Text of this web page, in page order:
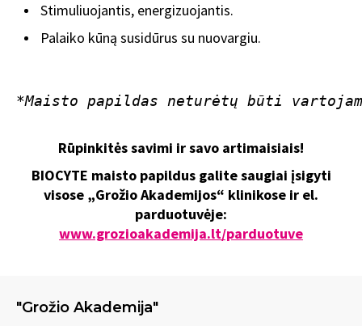
Stimuliuojantis, energizuojantis.
Palaiko kūną susidūrus su nuovargiu.
*Maisto papildas neturėtų būti
Rūpinkitės savimi ir savo artimaisiais!
BIOCYTE maisto papildus galite saugiai įsigyti
visose „Grožio Akademijos“ klinikose ir el.
parduotuvėje:
www.grozioakademija.lt/parduotuve
"Grožio Akademija"